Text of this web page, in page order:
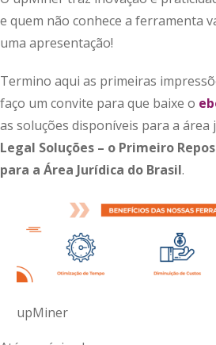
e quem não conhece a ferramenta
uma apresentação!
Termino aqui as primeiras
faço um convite para que baixe o
as soluções disponíveis para a área
Legal Soluções – o Primeiro
para a Área Jurídica do Brasil.
upMiner